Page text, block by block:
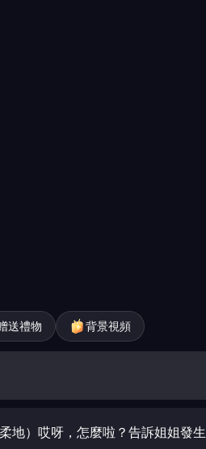
送禮物 背景視頻
地）哎呀，怎麼啦？告訴姐姐發生